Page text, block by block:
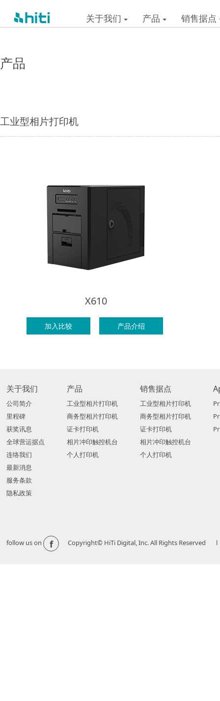
关于我们 产品 销售据点
产品
工业型相片打印机
X610
加入比较 产品介绍
关于我们
公司简介
里程碑
获奖讯息
全球营运据点
连络我们
最新消息
服务条款
隐私政策
产品
工业型相片打印机
商务型相片打印机
证卡打印机
相片冲印触控机台
个人打印机
销售据点
工业型相片打印机
商务型相片打印机
证卡打印机
相片冲印触控机台
个人打印机
follow us on f Copyright© HiTi Digital, Inc. All Rights Reserved l